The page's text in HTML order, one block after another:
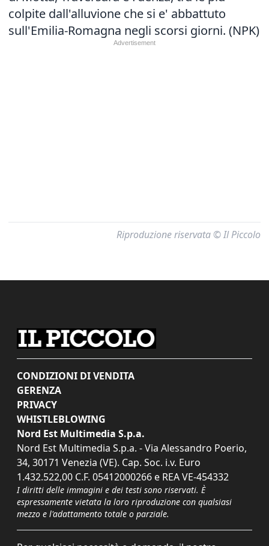
colpite dall'alluvione che si e' abbattuto
sull'Emilia-Romagna negli scorsi giorni. (NPK)
Riproduzione riservata © Il Piccolo
CONDIZIONI DI VENDITA
GERENZA
PRIVACY
WHISTLEBLOWING
Nord Est Multimedia S.p.a.
Nord Est Multimedia S.p.a. - Via Alessandro Poerio,
34, 30171 Venezia (VE). Cap. Soc. i.v. Euro
1.432.522,00 C.F. 05412000266 e REA VE-454332
I diritti delle immagini e dei testi sono riservati. È
espressamente vietata la loro riproduzione con qualsiasi
mezzo e l'adattamento totale o parziale.